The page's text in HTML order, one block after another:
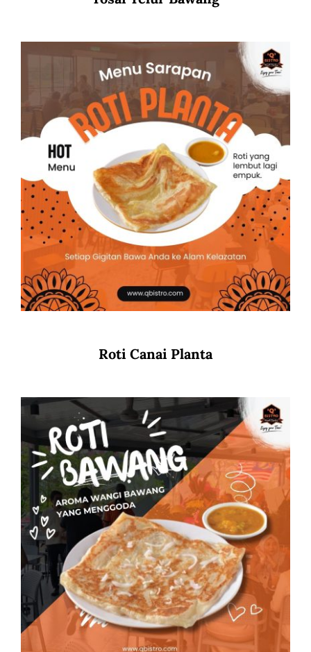
Roti Canai Planta